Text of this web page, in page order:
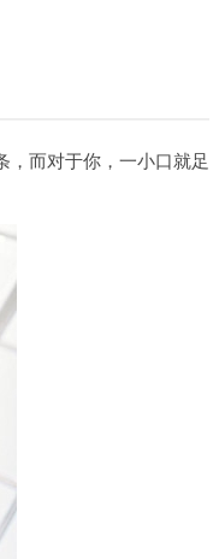
，而对于你，一小口就足